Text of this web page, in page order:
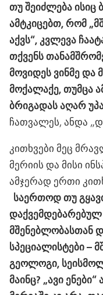
თუ შეიძლება ისიც
ამტკიცებთ, რომ
აქვს“, კვლევა
თქვენს
მოვიდეს ვინმე და
მოქალაქე, თუმცა
ბრიგადას აღარ
ჩათვალეს, ანდა
კითხვები მეც
მერიის და მისი
ამჯერად ერთი
საერთოდ თუ
დაქვემდებარებულ
მშენებლობასთან
სპეციალისტები –
გეოლოგი,
მაინც? „ავი